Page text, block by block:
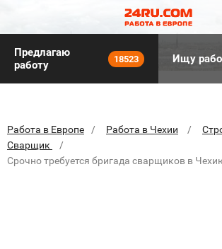
Предлагаю
работу
18523 Ищу
Работа в Европе Работа в Чехии
Сварщик
Срочно требуется бригада сварщиков в